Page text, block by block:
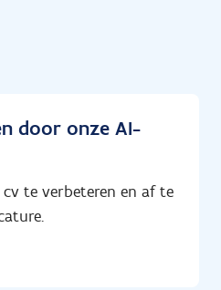
door onze AI-
te verbeteren en af te